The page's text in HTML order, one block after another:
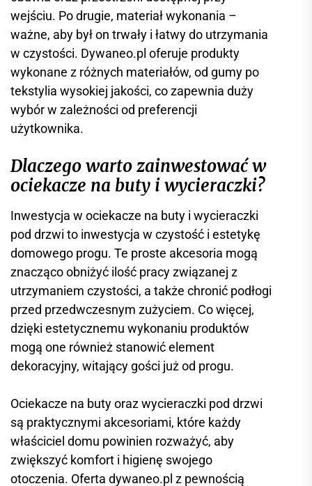
wejściu. Po drugie, materiał wykonania –
ważne, aby był on trwały i łatwy do utrzymania
w czystości. Dywaneo.pl oferuje produkty
wykonane z różnych materiałów, od gumy po
tekstylia wysokiej jakości, co zapewnia duży
wybór w zależności od preferencji
użytkownika.
Dlaczego warto zainwestować w
ociekacze na buty i wycieraczki?
Inwestycja w ociekacze na buty i wycieraczki
pod drzwi to inwestycja w czystość i estetykę
domowego progu. Te proste akcesoria mogą
znacząco obniżyć ilość pracy związanej z
utrzymaniem czystości, a także chronić podłogi
przed przedwczesnym zużyciem. Co więcej,
dzięki estetycznemu wykonaniu produktów
mogą one również stanowić element
dekoracyjny, witający gości już od progu.
Ociekacze na buty oraz wycieraczki pod drzwi
są praktycznymi akcesoriami, które każdy
właściciel domu powinien rozważyć, aby
zwiększyć komfort i higienę swojego
otoczenia. Oferta dywaneo.pl z pewnością